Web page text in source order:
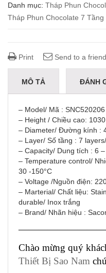
Danh mục: Tháp Phun
Tháp Phun Chocolate 7 Tầng
Print Send to a friend
MÔ TẢ ĐÁNH
– Model/ Mã : SNC520206
– Height / Chiều cao:
– Diameter/ Đường kính :
– Layer/ Số tầng : 7
– Capacity/ Dung tích : 6
– Temperature control/
30 -150°C
– Voltage /Nguồn điện:
– Marterial/ Chất liệu:
durable/ Inox trắng
– Brand/ Nhãn hiệu :
—————————
Chào mừng quý
Thiết Bị Sao Nam